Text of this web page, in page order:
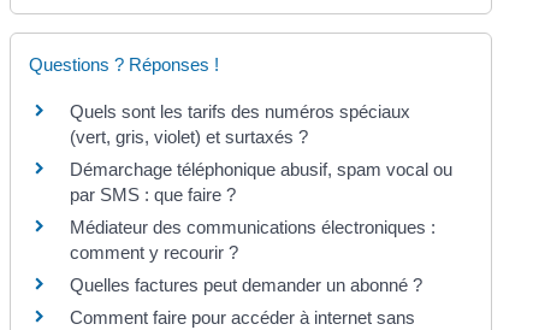
Questions ? Réponses !
Quels sont les tarifs des numéros spéciaux
(vert, gris, violet) et surtaxés ?
Démarchage téléphonique abusif, spam vocal ou
par SMS : que faire ?
Médiateur des communications électroniques :
comment y recourir ?
Quelles factures peut demander un abonné ?
Comment faire pour accéder à internet sans